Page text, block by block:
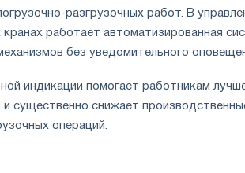
разгрузочных работ. В
работает автоматизированная
без уведомительного
индикации помогает работникам
существенно снижает
операций.